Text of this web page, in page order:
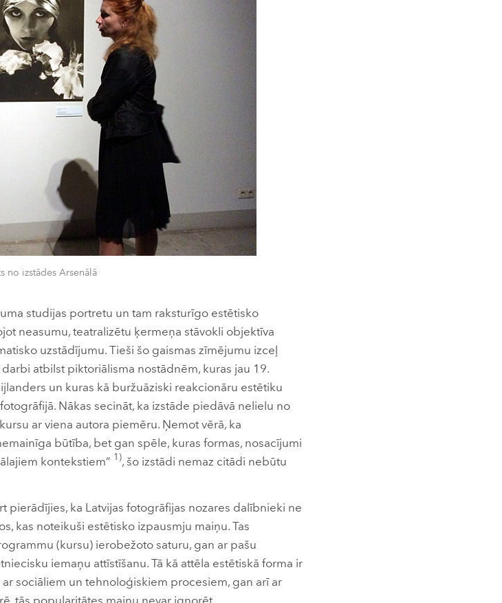
no izstādes Arsenālā
studijas portretu un tam raksturīgo estētisko
neasumu, teatralizētu ķermeņa stāvokli objektīva
uzstādījumu. Tieši šo gaismas zīmējumu izceļ
atbilst piktoriālisma nostādnēm, kuras jau 19.
un kuras kā buržuāziski reakcionāru estētiku
Nākas secināt, ka izstāde piedāvā nelielu no
ar viena autora piemēru. Ņemot vērā, ka
būtība, bet gan spēle, kuras formas, nosacījumi
kontekstiem” 1), šo izstādi nemaz citādi nebūtu
pierādījies, ka Latvijas fotogrāfijas nozares dalībnieki ne
kas noteikuši estētisko izpausmju maiņu. Tas
(kursu) ierobežoto saturu, gan ar pašu
iemaņu attīstīšanu. Tā kā attēla estētiskā forma ir
sociāliem un tehnoloģiskiem procesiem, gan arī ar